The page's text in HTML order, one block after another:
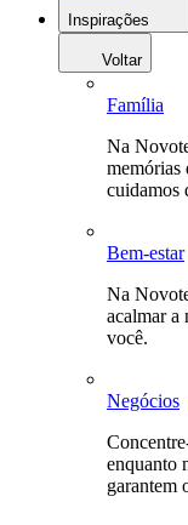
Inspirações
Voltar
Família
Na
memórias
cuidamos
Bem-estar
Na
acalmar a
você.
Negócios
enquanto
garantem